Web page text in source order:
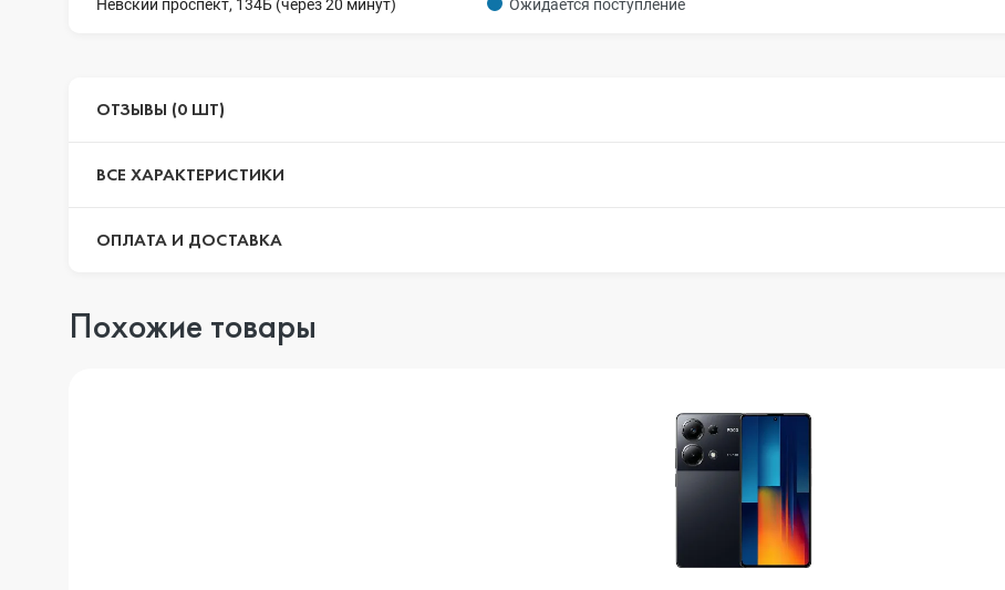
Невский проспект, 134Б (через 20 минут) Ожидается поступление
ОТЗЫВЫ (0 ШТ)
ВСЕ ХАРАКТЕРИСТИКИ
ОПЛАТА И ДОСТАВКА
Похожие товары